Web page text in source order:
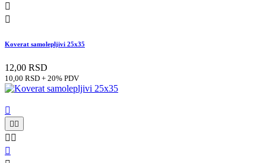


Koverat samolepljivi 25x35
12,00 RSD
10,00 RSD + 20% PDV

 
 
